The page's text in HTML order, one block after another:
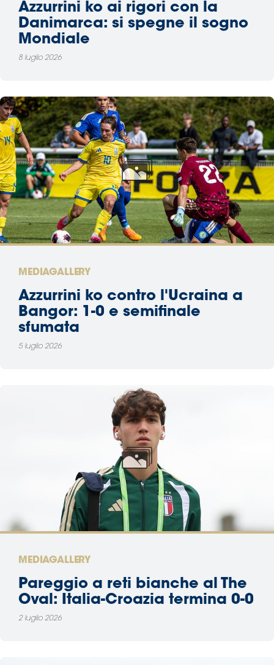
Azzurrini ko ai rigori con la
Danimarca: si spegne il sogno
Mondiale
8 luglio 2026
MEDIAGALLERY
Azzurrini ko contro l'Ucraina a
Bangor: 1-0 e semifinale
sfumata
5 luglio 2026
MEDIAGALLERY
Pareggio a reti bianche al The
Oval: Italia-Croazia termina 0-0
2 luglio 2026